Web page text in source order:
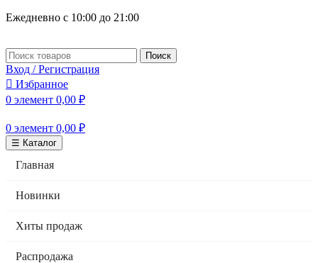
Ежедневно с 10:00 до 21:00
Поиск
Вход / Регистрация
Избранное
0 элемент 0,00 ₽
0 элемент 0,00 ₽
☰ Каталог
Главная
Новинки
Хиты продаж
Распродажа